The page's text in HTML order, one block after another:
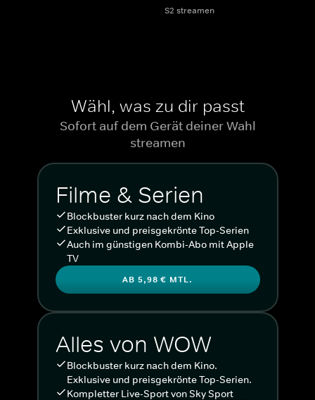
S2 streamen
Wähl, was zu dir passt
Sofort auf dem Gerät deiner Wahl
streamen
Filme & Serien
Blockbuster kurz nach dem Kino
Exklusive und preisgekrönte Top-Serien
Auch im günstigen Kombi-Abo mit Apple
TV
AB 5,98 € MTL.
Alles von WOW
Blockbuster kurz nach dem Kino.
Exklusive und preisgekrönte Top-Serien.
Kompletter Live-Sport von Sky Sport